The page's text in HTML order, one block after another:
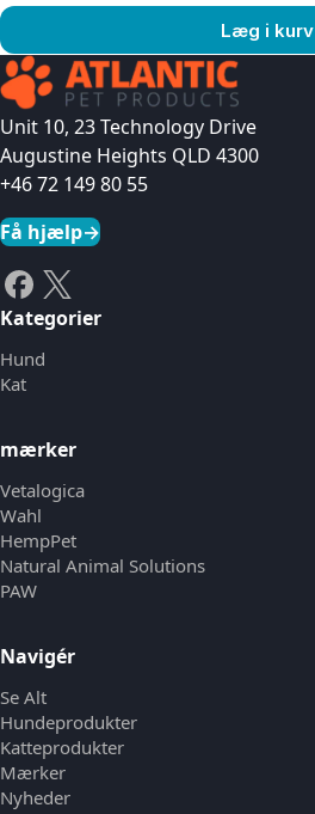
Læg i kurv
Se produkt
Unit 10, 23 Technology Drive
Augustine Heights QLD 4300
+46 72 149 80 55
Få hjælp→
Kategorier
Hund
Kat
mærker
Vetalogica
Wahl
HempPet
Natural Animal Solutions
PAW
Navigér
Se Alt
Hundeprodukter
Katteprodukter
Mærker
Nyheder